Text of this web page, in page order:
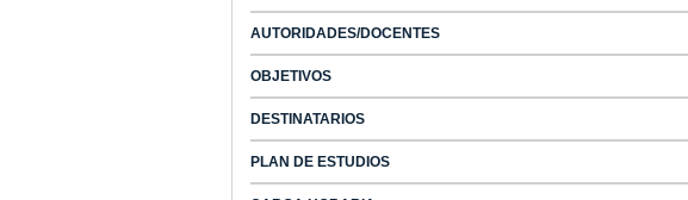
AUTORIDADES/DOCENTES
OBJETIVOS
DESTINATARIOS
PLAN DE ESTUDIOS